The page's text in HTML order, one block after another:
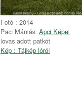
Fotó : 2014
Paci Mániás: Apci Képei
lovas adott patkót
Kép : Tájkép lóról